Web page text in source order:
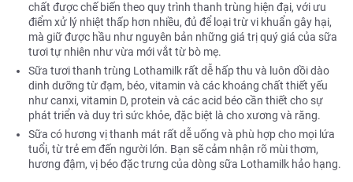
chất được chế biến theo quy trình thanh trùng hiện đại, với ưu
điểm xử lý nhiệt thấp hơn nhiều, đủ để loại trừ vi khuẩn gây hại,
mà giữ được hầu như nguyên bản những giá trị quý giá của sữa
tươi tự nhiên như vừa mới vắt từ bò mẹ.
Sữa tươi thanh trùng Lothamilk rất dễ hấp thu và luôn dồi dào
dinh dưỡng từ đạm, béo, vitamin và các khoáng chất thiết yếu
như canxi, vitamin D, protein và các acid béo cần thiết cho sự
phát triển và duy trì sức khỏe, đặc biệt là cho xương và răng.
Sữa có hương vị thanh mát rất dễ uống và phù hợp cho mọi lứa
tuổi, từ trẻ em đến người lớn. Bạn sẽ cảm nhận rõ mùi thơm,
hương đậm, vị béo đặc trưng của dòng sữa Lothamilk hảo hạng.